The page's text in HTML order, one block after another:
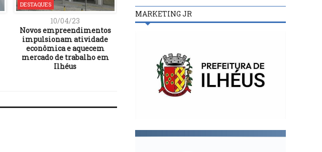
DESTAQUES
10/04/23
Novos empreendimentos
impulsionam atividade
econômica e aquecem
mercado de trabalho em
Ilhéus
DESTAQUES
20/09/19
principais pontos
DESTAQUES
09/12/21
MARKETING JR